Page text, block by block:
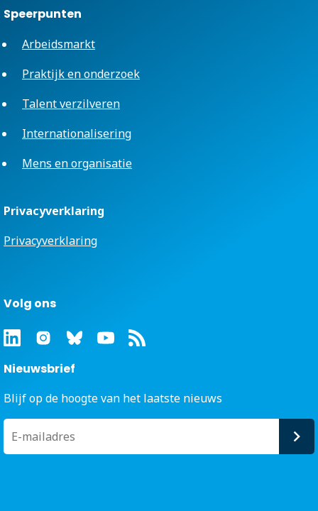
Speerpunten
Arbeidsmarkt
Praktijk en onderzoek
Talent verzilveren
Internationalisering
Mens en organisatie
Privacyverklaring
Privacyverklaring
Volg ons
Nieuwsbrief
Blijf op de hoogte van het laatste nieuws